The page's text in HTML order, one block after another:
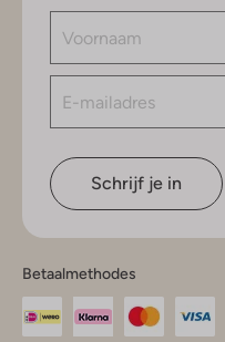
Schrijf je in
Betaalmethodes